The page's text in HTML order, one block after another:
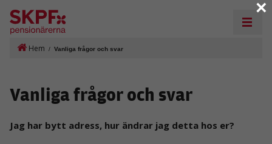
Hem / Vanliga frågor och svar
Vanliga frågor och svar
Jag har bytt adress, hur ändrar jag detta hos er?
×